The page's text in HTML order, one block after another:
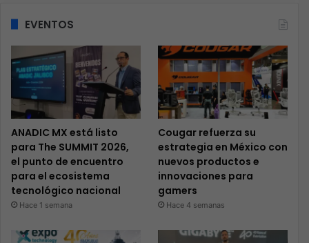
EVENTOS
ANADIC MX está listo
para The SUMMIT 2026,
el punto de encuentro
para el ecosistema
tecnológico nacional
Hace 1 semana
Cougar refuerza su
estrategia en México con
nuevos productos e
innovaciones para
gamers
Hace 4 semanas